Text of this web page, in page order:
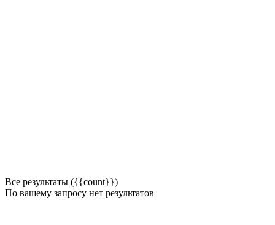
Все результаты ({{count}})
По вашему запросу нет результатов